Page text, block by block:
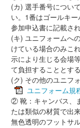
(カ) 選手番号につい
い。1番はゴールキ
参加申込書に記載さ
(キ) ユニフォームへ
けている場合のみこ
示により生じる会場
て負担することとする
(ク) その他のユニフ
ユニフォーム規
② 靴：キャンバス、
たは類似の材質で出
無色透明のフットサ